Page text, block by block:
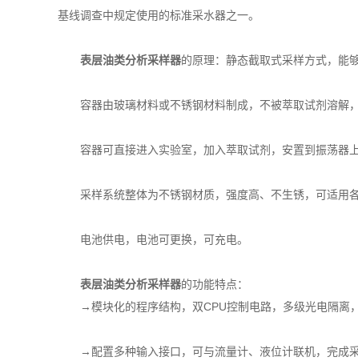
基线调查中规定使用的标准采水器之一。
表层油类分析采样器的原理：静态截取式采样方式，能
容器由玻璃材料或不锈钢材料制成，不被萃取试剂溶解，
容器可直接进入实验室，加入萃取试剂，安置到振荡器上
采样系统整体为不锈钢材质，强度高、不生锈，可适用各
电池供电，电池可更换，可充电。
表层油类分析采样器的功能特点：
→模块化的程序结构，双CPU控制电路，多级光电隔离，
→配置多种输入接口，可与流量计、液位计联机，完成采